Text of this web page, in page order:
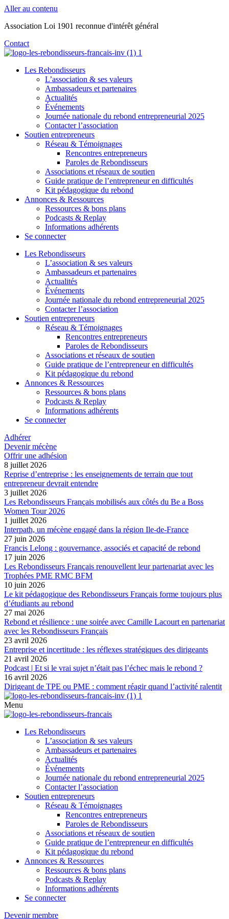
Aller au contenu
Association Loi 1901 reconnue d'intérêt général
Contact
Les Rebondisseurs
L’association & ses valeurs
Ambassadeurs et partenaires
Actualités
Événements
Journée nationale du rebond entrepreneurial 2025
Contacter l’association
Soutien entrepreneurs
Réseau & Témoignages
Rencontres entrepreneurs
Paroles de Rebondisseurs
Associations et réseaux de soutien
Guide pratique de l’entrepreneur en difficultés
Kit pédagogique du rebond
Annonces & Ressources
Ressources & bons plans
Podcasts & Replay
Informations adhérents
Se connecter
Les Rebondisseurs
L’association & ses valeurs
Ambassadeurs et partenaires
Actualités
Événements
Journée nationale du rebond entrepreneurial 2025
Contacter l’association
Soutien entrepreneurs
Réseau & Témoignages
Rencontres entrepreneurs
Paroles de Rebondisseurs
Associations et réseaux de soutien
Guide pratique de l’entrepreneur en difficultés
Kit pédagogique du rebond
Annonces & Ressources
Ressources & bons plans
Podcasts & Replay
Informations adhérents
Se connecter
Adhérer
Devenir mécène
Offrir une adhésion
8 juillet 2026
Reprise d’entreprise : les enseignements de terrain que tout
entrepreneur devrait entendre
3 juillet 2026
Les Rebondisseurs Français mobilisés aux côtés du Be a Boss
Women Tour 2026
1 juillet 2026
Interpath, un mécène engagé dans la région Ile-de-France
27 juin 2026
Francis Lelong : gouvernance, associés et capacité de rebond
17 juin 2026
Les Rebondisseurs Français renouvellent leur partenariat avec les
Trophées PME RMC BFM
10 juin 2026
Le kit pédagogique des Rebondisseurs Français forme toujours plus
d’étudiants au rebond
27 mai 2026
Rebond et résilience : une soirée avec Camille Lacourt en partenariat
avec les Rebondisseurs Français
23 avril 2026
Entreprise et incertitude : les réflexes stratégiques des dirigeants
21 avril 2026
Podcast | Et si le vrai sujet n’était pas l’échec mais le rebond ?
16 avril 2026
Dirigeant de TPE ou PME : comment réagir quand l’activité ralentit
Menu
Les Rebondisseurs
L’association & ses valeurs
Ambassadeurs et partenaires
Actualités
Événements
Journée nationale du rebond entrepreneurial 2025
Contacter l’association
Soutien entrepreneurs
Réseau & Témoignages
Rencontres entrepreneurs
Paroles de Rebondisseurs
Associations et réseaux de soutien
Guide pratique de l’entrepreneur en difficultés
Kit pédagogique du rebond
Annonces & Ressources
Ressources & bons plans
Podcasts & Replay
Informations adhérents
Se connecter
Devenir membre